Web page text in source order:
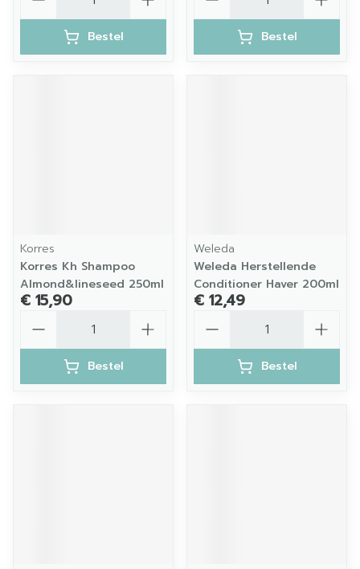
Bestel Bestel
Korres
Korres Kh Shampoo
Almond&lineseed 250ml
€ 15,90
Bestel
Weleda
Weleda Herstellende
Conditioner Haver 200ml
€ 12,49
Bestel